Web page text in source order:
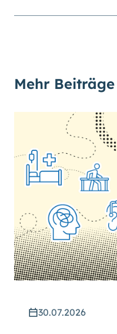
Mehr
30.07.2026